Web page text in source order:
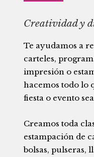
Creatividad y
Te ayudamos a
carteles,
impresión o
hacemos todo lo
fiesta o evento
Creamos toda
estampación de
bolsas, pulseras,